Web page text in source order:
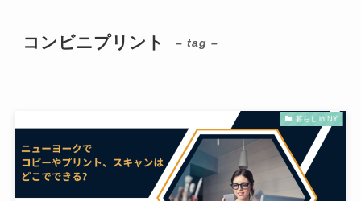
コンビニプリント – tag –
暮らし in NY